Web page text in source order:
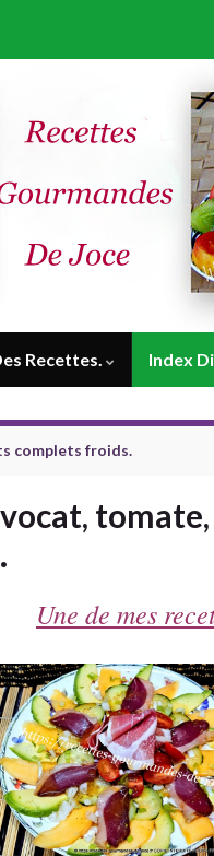
Recettes. Index
complets froids.
Une de mes